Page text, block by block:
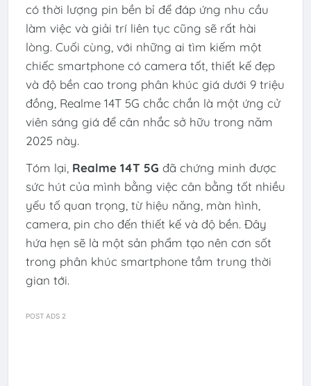
có thời lượng pin bền bỉ để đáp ứng nhu cầu
làm việc và giải trí liên tục cũng sẽ rất hài
lòng. Cuối cùng, với những ai tìm kiếm một
chiếc smartphone có camera tốt, thiết kế đẹp
và độ bền cao trong phân khúc giá dưới 9 triệu
đồng, Realme 14T 5G chắc chắn là một ứng cử
viên sáng giá để cân nhắc sở hữu trong năm
2025 này.
Tóm lại, Realme 14T 5G đã chứng minh được
sức hút của mình bằng việc cân bằng tốt nhiều
yếu tố quan trọng, từ hiệu năng, màn hình,
camera, pin cho đến thiết kế và độ bền. Đây
hứa hẹn sẽ là một sản phẩm tạo nên cơn sốt
trong phân khúc smartphone tầm trung thời
gian tới.
POST ADS 2